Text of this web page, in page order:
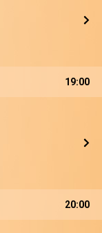
19:00
20:00